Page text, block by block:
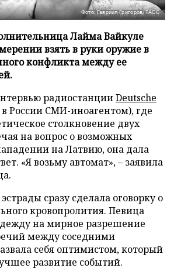
Фото: Гавриил Григоров/ТАСС
Лайма Вайкуле
взять в руки оружие в
конфликта между ее
радиостанцииDeutsche
России СМИ-иноагентом), где
столкновение двух
на вопрос о возможных
на Латвию, она дала
«Я возьму автомат», – заявила
сразу сделала оговорку о
кровопролития. Певица
на мирное разрешение
между соседними
себя оптимистом, который
развитие событий.